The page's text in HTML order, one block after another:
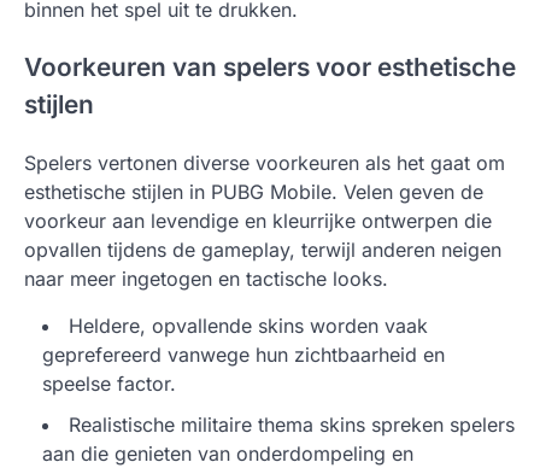
binnen het spel uit te drukken.
Voorkeuren van spelers voor esthetische
stijlen
Spelers vertonen diverse voorkeuren als het gaat om
esthetische stijlen in PUBG Mobile. Velen geven de
voorkeur aan levendige en kleurrijke ontwerpen die
opvallen tijdens de gameplay, terwijl anderen neigen
naar meer ingetogen en tactische looks.
Heldere, opvallende skins worden vaak
geprefereerd vanwege hun zichtbaarheid en
speelse factor.
Realistische militaire thema skins spreken spelers
aan die genieten van onderdompeling en